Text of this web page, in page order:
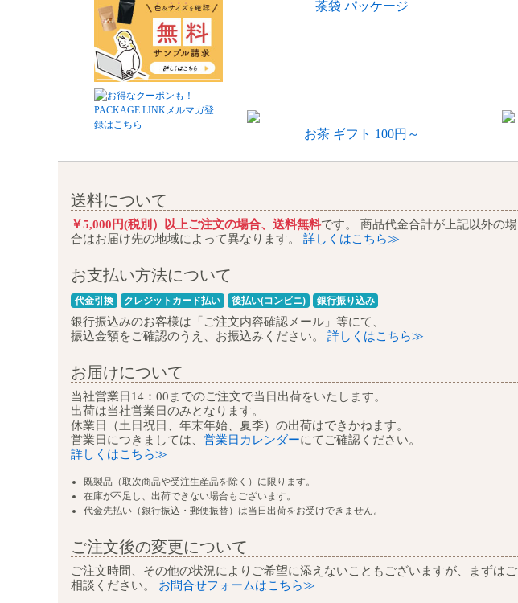
茶袋 パッケージ
お茶 ギフト 100円～
送料について
￥5,000円(税別）以上ご注文の場合、送料無料です。 商品代金合計が上記以外の場
合はお届け先の地域によって異なります。
詳しくはこちら≫
お支払い方法について
代金引換 クレジットカード払い 後払い(コンビニ) 銀行振り込み
銀行振込みのお客様は 「ご注文内容確認メール」等にて、
振込金額をご確認のうえ、お振込みください。
詳しくはこちら≫
お届けについて
当社営業日14：00までのご注文で当日出荷をいたします。
出荷は当社営業日のみとなります。
休業日（土日祝日、年末年始、夏季）の出荷はできかねます。
営業日につきましては、 営業日カレンダーにて ご確認ください。
詳しくはこちら≫
既製品（取次商品や受注生産品を除く）に限ります。
在庫が不足し、出荷できない場合もございます。
代金先払い（銀行振込・郵便振替）は当日出荷をお受けできません。
ご注文後の変更について
ご注文時間、その他の状況によりご希望に添えないこともございますが、まずはご
相談ください。
お問合せフォームはこちら≫